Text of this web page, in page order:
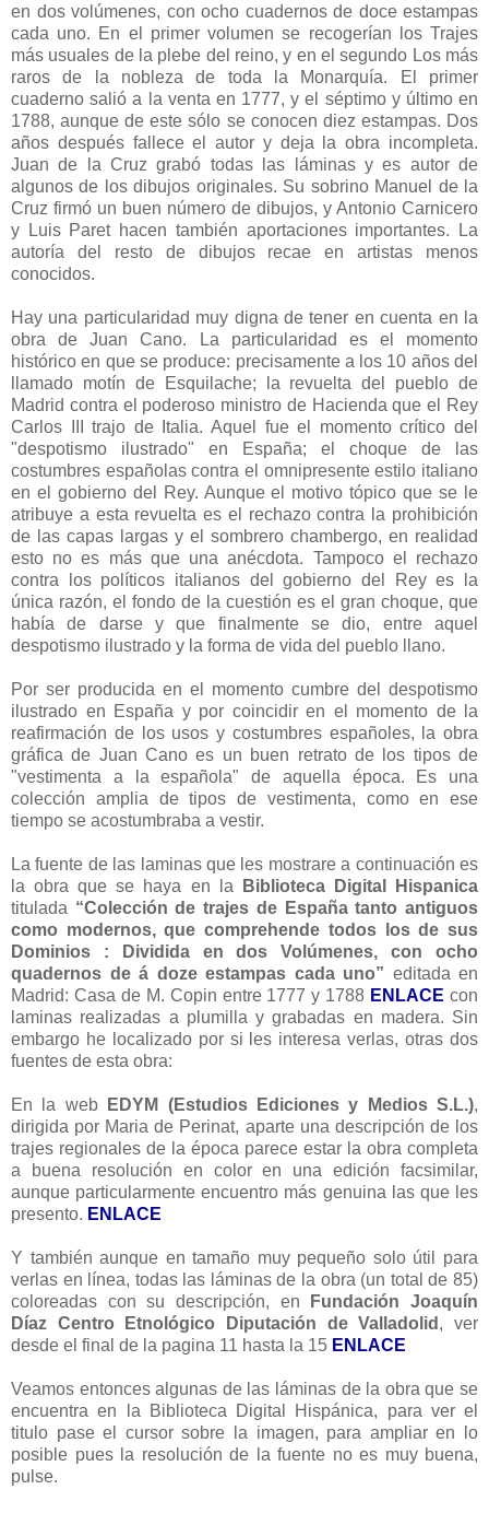
en dos volúmenes, con ocho cuadernos de doce estampas
cada uno. En el primer volumen se recogerían los Trajes
más usuales de la plebe del reino, y en el segundo Los más
raros de la nobleza de toda la Monarquía. El primer
cuaderno salió a la venta en 1777, y el séptimo y último en
1788, aunque de este sólo se conocen diez estampas. Dos
años después fallece el autor y deja la obra incompleta.
Juan de la Cruz grabó todas las láminas y es autor de
algunos de los dibujos originales. Su sobrino Manuel de la
Cruz firmó un buen número de dibujos, y Antonio Carnicero
y Luis Paret hacen también aportaciones importantes. La
autoría del resto de dibujos recae en artistas menos
conocidos.
Hay una particularidad muy digna de tener en cuenta en la
obra de Juan Cano. La particularidad es el momento
histórico en que se produce: precisamente a los 10 años del
llamado motín de Esquilache; la revuelta del pueblo de
Madrid contra el poderoso ministro de Hacienda que el Rey
Carlos III trajo de Italia. Aquel fue el momento crítico del
"despotismo ilustrado" en España; el choque de las
costumbres españolas contra el omnipresente estilo italiano
en el gobierno del Rey. Aunque el motivo tópico que se le
atribuye a esta revuelta es el rechazo contra la prohibición
de las capas largas y el sombrero chambergo, en realidad
esto no es más que una anécdota. Tampoco el rechazo
contra los políticos italianos del gobierno del Rey es la
única razón, el fondo de la cuestión es el gran choque, que
había de darse y que finalmente se dio, entre aquel
despotismo ilustrado y la forma de vida del pueblo llano.
Por ser producida en el momento cumbre del despotismo
ilustrado en España y por coincidir en el momento de la
reafirmación de los usos y costumbres españoles, la obra
gráfica de Juan Cano es un buen retrato de los tipos de
"vestimenta a la española" de aquella época. Es una
colección amplia de tipos de vestimenta, como en ese
tiempo se acostumbraba a vestir.
La fuente de las laminas que les mostrare a continuación es
la obra que se haya en la
Biblioteca Digital Hispanica
titulada “Colección de trajes de España tanto antiguos
como modernos, que comprehende todos los de sus
Dominios : Dividida en dos Volúmenes, con ocho
quadernos de á doze estampas cada uno” editada en
Madrid: Casa de M. Copin entre 1777 y 1788 ENLACE con
laminas realizadas a plumilla y grabadas en madera. Sin
embargo he localizado por si les interesa verlas, otras dos
fuentes de esta obra:
En la web EDYM (Estudios Ediciones y Medios S.L.),
dirigida por Maria de Perinat, aparte una descripción de los
trajes regionales de la época parece estar la obra completa
a buena resolución en color en una edición facsimilar,
aunque particularmente encuentro más genuina las que les
presento. ENLACE
Y también aunque en tamaño muy pequeño solo útil para
verlas en línea, todas las láminas de la obra (un total de 85)
coloreadas con su descripción, en
Fundación Joaquín
Díaz Centro Etnológico Diputación de Valladolid , ver
desde el final de la pagina 11 hasta la 15 ENLACE
Veamos entonces algunas de las láminas de la obra que se
encuentra en la Biblioteca Digital Hispánica, para ver el
titulo pase el cursor sobre la imagen, para ampliar en lo
posible pues la resolución de la fuente no es muy buena,
pulse.